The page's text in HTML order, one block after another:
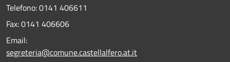
Telefono:0141 406611
Fax:0141 406606
Email:
segreteria@comune.castellalfero.at.it